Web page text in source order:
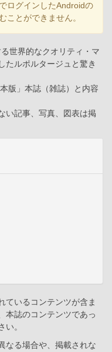
ログインしたAndroidの
ことができません。
世界的なクオリティ・マ
たルポルタージュと驚き
版」本誌（雑誌）と内容
い記事、写真、図表は掲
ているコンテンツが含ま
本誌のコンテンツであっ
い。
なる場合や、掲載されな